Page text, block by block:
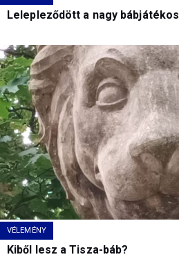
Lelepleződött a nagy bábjátékos
VÉLEMÉNY
Kiből lesz a Tisza-báb?